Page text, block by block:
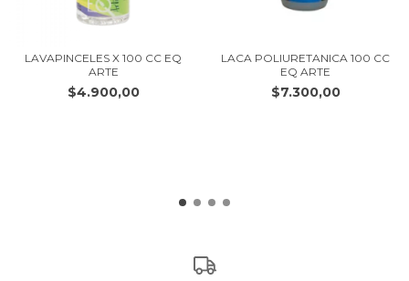
LAVAPINCELES X 100 CC EQ
ARTE
$4.900,00
LACA POLIURETANICA 100 CC
EQ ARTE
$7.300,00